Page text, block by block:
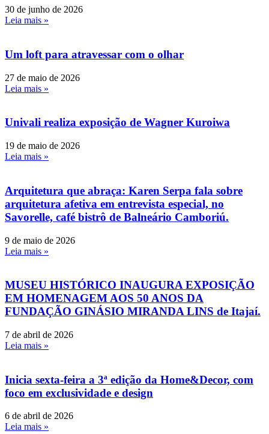
30 de junho de 2026
Leia mais »
Um loft para atravessar com o olhar
27 de maio de 2026
Leia mais »
Univali realiza exposição de Wagner Kuroiwa
19 de maio de 2026
Leia mais »
Arquitetura que abraça: Karen Serpa fala sobre
arquitetura afetiva em entrevista especial, no
Savorelle, café bistrô de Balneário Camboriú.
9 de maio de 2026
Leia mais »
MUSEU HISTÓRICO INAUGURA EXPOSIÇÃO
EM HOMENAGEM AOS 50 ANOS DA
FUNDAÇÃO GINÁSIO MIRANDA LINS de Itajaí.
7 de abril de 2026
Leia mais »
Inicia sexta-feira a 3ª edição da Home&Decor, com
foco em exclusividade e design
6 de abril de 2026
Leia mais »